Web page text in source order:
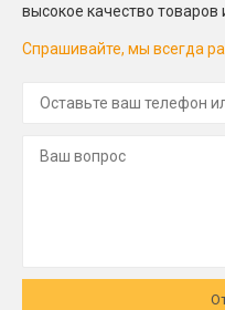
высокое качество
Спрашивайте, мы всегда